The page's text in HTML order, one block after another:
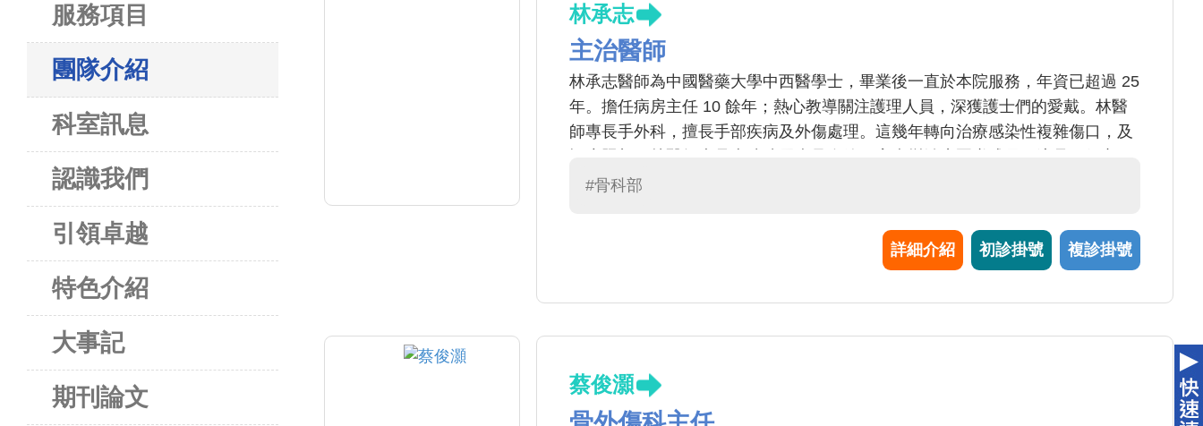
服務項目
團隊介紹
科室訊息
認識我們
引領卓越
特色介紹
大事記
期刊論文
林承志
主治醫師
林承志醫師為中國醫藥大學中西醫學士，畢業後一直於本院服務，年資已超過 25
年。擔任病房主任 10 餘年；熱心教導關注護理人員，深獲護士們的愛戴。林醫
師專長手外科，擅長手部疾病及外傷處理。這幾年轉向治療感染性複雜傷口，及
苦、不好處理沒人願意接手的疾病，他卻能甘之如飴理。由於他的專心投入，幫
#骨科部
詳細介紹 初診掛號 複診掛號
蔡俊灝